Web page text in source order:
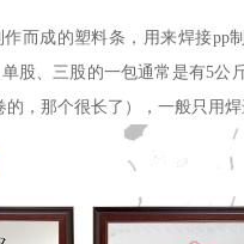
而成的塑料条，用来焊接pp
股、三股的一包通常是有5公
，那个很长了），一般只用焊